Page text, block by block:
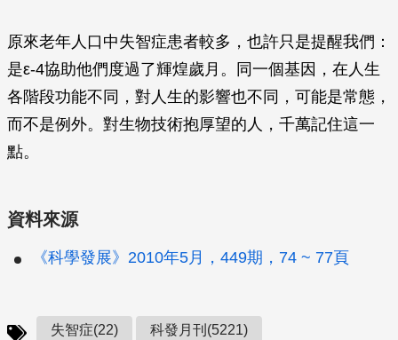
原來老年人口中失智症患者較多，也許只是提醒我們：
是ε-4協助他們度過了輝煌歲月。同一個基因，在人生
各階段功能不同，對人生的影響也不同，可能是常態，
而不是例外。對生物技術抱厚望的人，千萬記住這一
點。
資料來源
《科學發展》2010年5月，449期，74 ~ 77頁
失智症(22) 科發月刊(5221)